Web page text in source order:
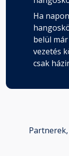
Ha
belül
vezetés
csak